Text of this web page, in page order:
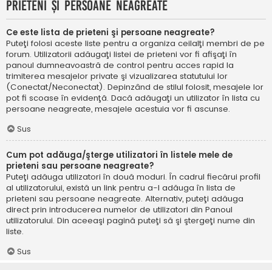
Prieteni şi persoane neagreate
Ce este lista de prieteni şi persoane neagreate?
Puteţi folosi aceste liste pentru a organiza ceilalţi membri de pe
forum. Utilizatorii adăugaţi listei de prieteni vor fi afişaţi în
panoul dumneavoastră de control pentru acces rapid la
trimiterea mesajelor private şi vizualizarea statutului lor
(Conectat/Neconectat). Depinzând de stilul folosit, mesajele lor
pot fi scoase în evidenţă. Dacă adăugaţi un utilizator în lista cu
persoane neagreate, mesajele acestuia vor fi ascunse.
Sus
Cum pot adăuga/şterge utilizatori în listele mele de
prieteni sau persoane neagreate?
Puteţi adăuga utilizatori în două moduri. În cadrul fiecărui profil
al utilizatorului, există un link pentru a-l adăuga în lista de
prieteni sau persoane neagreate. Alternativ, puteţi adăuga
direct prin introducerea numelor de utilizatori din Panoul
utilizatorului. Din aceeaşi pagină puteţi să şi ştergeţi nume din
liste.
Sus